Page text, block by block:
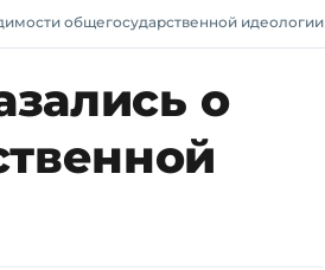
общегосударственной идеологии
о